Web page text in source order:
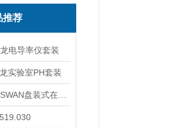
推荐
电导率仪套装
实验室PH套装